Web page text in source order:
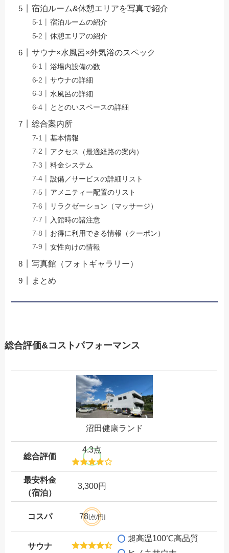
宿泊ルーム&休憩エリアを写真で紹介
宿泊ルームの紹介
休憩エリアの紹介
サウナ×水風呂×外気浴のスペック
浴場内設備の数
サウナの詳細
水風呂の詳細
ととのいスペースの詳細
総合案内所
基本情報
アクセス（最適経路の案内）
料金システム
設備／サービスの詳細リスト
アメニティー配置のリスト
リラクゼーション（マッサージ）
入館時の諸注意
お得に利用できる情報（クーポン）
女性向けの情報
写真館（フォトギャラリー）
まとめ
総合評価&コストパフォーマンス
沼田健康ランド
総合評価
4.3点
最安料金
（宿泊）
3,300円
コスパ 78[点/円]
サウナ
超高温100℃高品質